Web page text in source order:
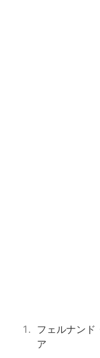
フェルナンド
ア